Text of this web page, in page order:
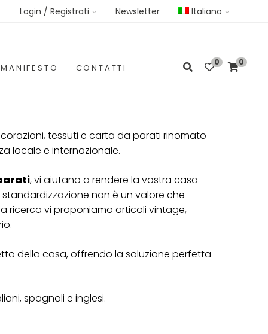
Login / Registrati Newsletter Italiano
MANIFESTO CONTATTI
0 0
tessuti e carta da parati rinomato
locale e internazionale.
, vi aiutano a rendere la vostra casa
non è un valore che
ricerca vi proponiamo articoli vintage,
della casa, offrendo la soluzione perfetta
spagnoli e inglesi.